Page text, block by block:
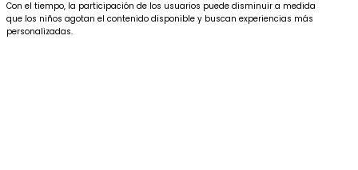
Con el tiempo, la participación de los usuarios puede disminuir a medida
que los niños agotan el contenido disponible y buscan experiencias más
personalizadas.